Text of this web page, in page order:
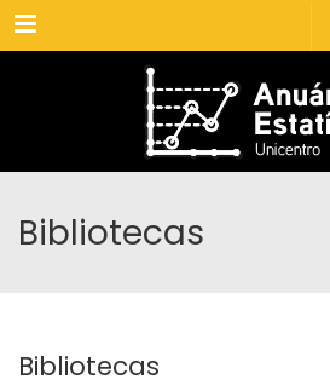
Menu
Bibliotecas
Bibliotecas